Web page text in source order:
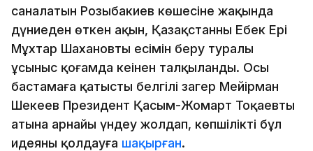
саналатын Розыбакиев көшесіне жақында
дүниеден өткен ақын, Қазақстанның Еңбек Ері
Мұхтар Шахановтың есімін беру туралы
ұсыныс қоғамда кеңінен талқыланды. Осы
бастамаға қатысты белгілі заңгер Мейірман
Шекеев Президент Қасым-Жомарт Тоқаевтың
атына арнайы үндеу жолдап, көпшілікті бұл
идеяны қолдауға шақырған.